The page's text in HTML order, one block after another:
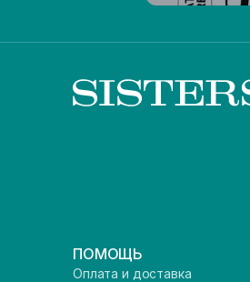
ПОМОЩЬ
Оплата и доставка